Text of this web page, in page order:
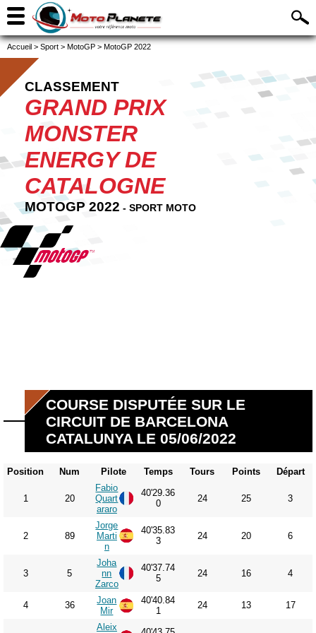
Accueil > Sport > MotoGP > MotoGP 2022
CLASSEMENT
GRAND PRIX
MONSTER
ENERGY DE
CATALOGNE
MOTOGP 2022 - SPORT MOTO
COURSE DISPUTÉE SUR LE
CIRCUIT DE BARCELONA
CATALUNYA LE 05/06/2022
Position Num Pilote Temps Tours Points Départ
1 20
Fabio
Quart
araro
40'29.36
0
24 25 3
2 89
Jorge
Marti
n
40'35.83
3
24 20 6
3 5
Joha
nn
Zarco
40'37.74
5
24 16 4
4 36
Joan
Mir
40'40.84
1
24 13 17
Aleix